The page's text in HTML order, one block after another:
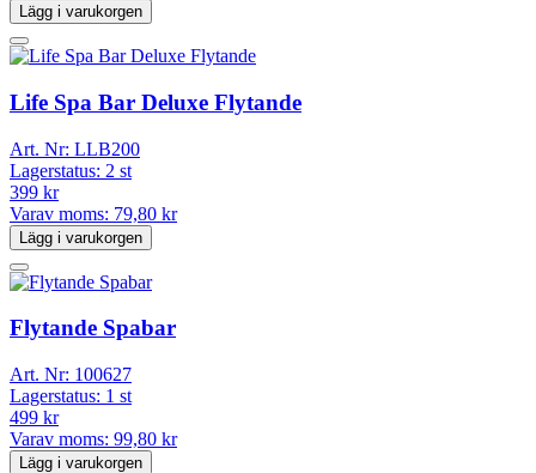
Lägg i varukorgen
Life Spa Bar Deluxe Flytande
Art. Nr: LLB200
Lagerstatus: 2 st
399 kr
Varav moms: 79,80 kr
Lägg i varukorgen
Flytande Spabar
Art. Nr: 100627
Lagerstatus: 1 st
499 kr
Varav moms: 99,80 kr
Lägg i varukorgen